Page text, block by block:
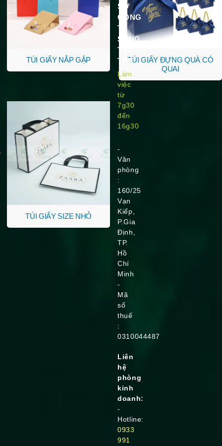
TÚI GIẤY NẮP GẬP
TÚI GIẤY ĐỰNG QUÀ CÓ
QUAI
TÚI GIẤY SIZE NHỎ
SỞ
CÔNG
TY
SÁNG
TẠO
TRẺ
Làm
việc
từ
7g30
đến
16g30
-
Văn
phòng
:
160/25
Vạn
Kiếp,
P.Gia
Định,
TP.
Hồ
Chí
Minh
-
Mã
số
thuế
:
0310044487
Liên
hệ
phòng
kinh
doanh:
-
Hotline:
0933
991